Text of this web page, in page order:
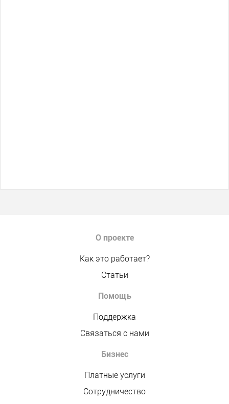
О проекте
Как это работает?
Статьи
Помощь
Поддержка
Связаться с нами
Бизнес
Платные услуги
Сотрудничество